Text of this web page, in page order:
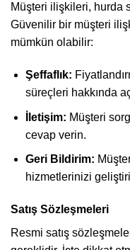
Müşteri ilişkileri, hurda
Güvenilir bir müşteri
mümkün olabilir:
Şeffaflık:
süreçleri hakkında
İletişim: Müşteri
cevap verin.
Geri Bildirim:
hizmetlerinizi
Satış Sözleşmeleri
Resmi satış